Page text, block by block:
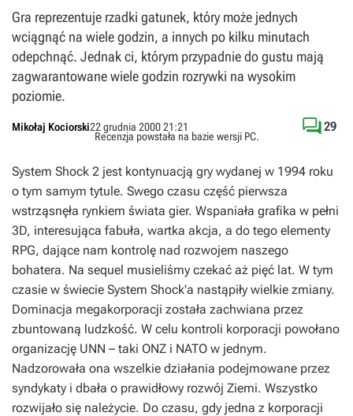
Gra reprezentuje rzadki gatunek, który może jednych
wciągnąć na wiele godzin, a innych po kilku minutach
odepchnąć. Jednak ci, którym przypadnie do gustu mają
zagwarantowane wiele godzin rozrywki na wysokim
poziomie.
Mikołaj Kociorski22 grudnia 2000 21:21 29
Recenzja powstała na bazie wersji PC.
System Shock 2 jest kontynuacją gry wydanej w 1994 roku
o tym samym tytule. Swego czasu część pierwsza
wstrząsnęła rynkiem świata gier. Wspaniała grafika w pełni
3D, interesująca fabuła, wartka akcja, a do tego elementy
RPG, dające nam kontrolę nad rozwojem naszego
bohatera. Na sequel musieliśmy czekać aż pięć lat. W tym
czasie w świecie System Shock'a nastąpiły wielkie zmiany.
Dominacja megakorporacji została zachwiana przez
zbuntowaną ludzkość. W celu kontroli korporacji powołano
organizację UNN – taki ONZ i NATO w jednym.
Nadzorowała ona wszelkie działania podejmowane przez
syndykaty i dbała o prawidłowy rozwój Ziemi. Wszystko
rozwijało się należycie. Do czasu, gdy jedna z korporacji